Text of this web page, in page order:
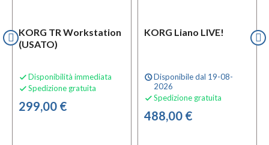
KORG TR Workstation
(USATO)
 Disponibilità immediata
 Spedizione gratuita
299,00 €
KORG Liano LIVE!
scheduleDisponibile dal 19-08-
2026
 Spedizione gratuita
488,00 €